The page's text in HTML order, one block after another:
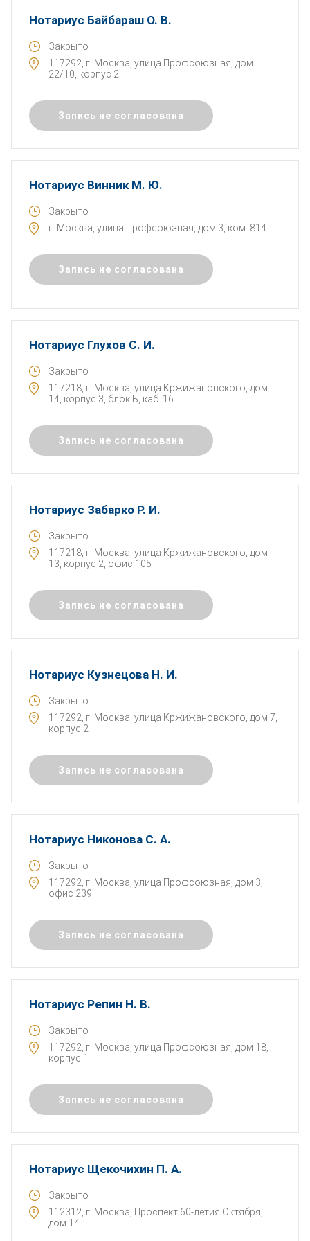
Нотариус Байбараш О. В.
Закрыто
117292, г. Москва, улица Профсоюзная, дом
22/10, корпус 2
Запись не согласована
Нотариус Винник М. Ю.
Закрыто
г. Москва, улица Профсоюзная, дом 3, ком. 814
Запись не согласована
Нотариус Глухов С. И.
Закрыто
117218, г. Москва, улица Кржижановского, дом
14, корпус 3, блок Б, каб. 16
Запись не согласована
Нотариус Забарко Р. И.
Закрыто
117218, г. Москва, улица Кржижановского, дом
13, корпус 2, офис 105
Запись не согласована
Нотариус Кузнецова Н. И.
Закрыто
117292, г. Москва, улица Кржижановского, дом 7,
корпус 2
Запись не согласована
Нотариус Никонова С. А.
Закрыто
117292, г. Москва, улица Профсоюзная, дом 3,
офис 239
Запись не согласована
Нотариус Репин Н. В.
Закрыто
117292, г. Москва, улица Профсоюзная, дом 18,
корпус 1
Запись не согласована
Нотариус Щекочихин П. А.
Закрыто
112312, г. Москва, Проспект 60-летия Октября,
дом 14